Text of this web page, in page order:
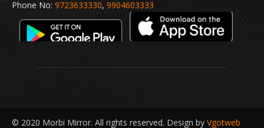
Phone No: 9723633330, 9904603333
© 2020 Morbi Mirror. All rights reserved. Design by Vgotweb